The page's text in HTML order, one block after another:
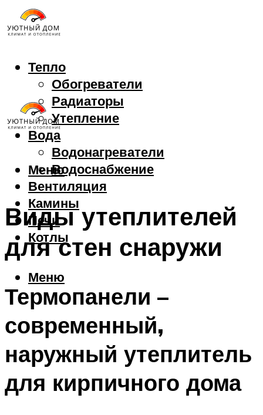
Тепло
Обогреватели
Радиаторы
Утепление
Вода
Водонагреватели
Водоснабжение
Вентиляция
Камины
Печи
Котлы
Меню
Меню
Виды утеплителей
для стен снаружи
Термопанели –
современный,
наружный утеплитель
для кирпичного дома